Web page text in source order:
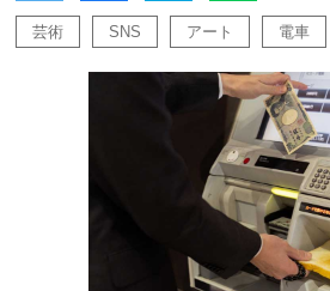
芸術 SNS アート 電車